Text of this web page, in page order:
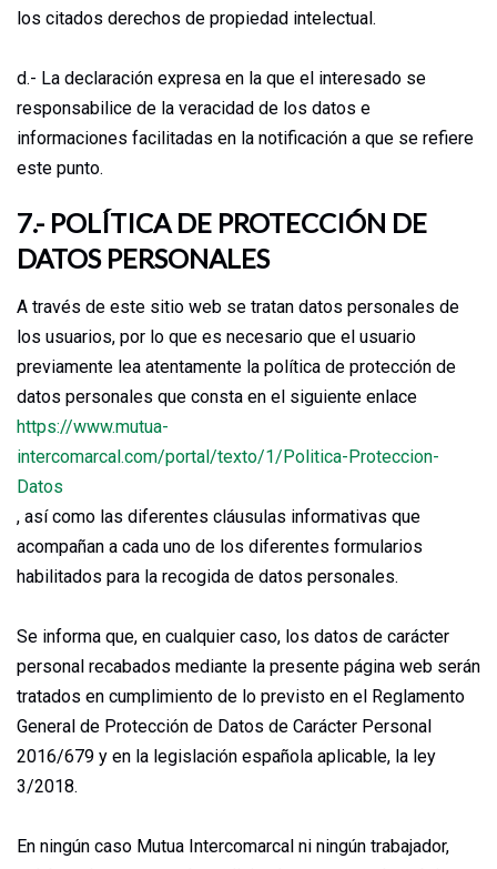
los citados derechos de propiedad intelectual.
d.- La declaración expresa en la que el interesado se
responsabilice de la veracidad de los datos e
informaciones facilitadas en la notificación a que se refiere
este punto.
7.- POLÍTICA DE PROTECCIÓN DE
DATOS PERSONALES
A través de este sitio web se tratan datos personales de
los usuarios, por lo que es necesario que el usuario
previamente lea atentamente la política de protección de
datos personales que consta en el siguiente enlace
https://www.mutua-
intercomarcal.com/portal/texto/1/Politica-Proteccion-
Datos
, así como las diferentes cláusulas informativas que
acompañan a cada uno de los diferentes formularios
habilitados para la recogida de datos personales.
Se informa que, en cualquier caso, los datos de carácter
personal recabados mediante la presente página web serán
tratados en cumplimiento de lo previsto en el Reglamento
General de Protección de Datos de Carácter Personal
2016/679 y en la legislación española aplicable, la ley
3/2018.
En ningún caso Mutua Intercomarcal ni ningún trabajador,